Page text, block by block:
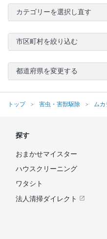
カテゴリーを選択し直す
市区町村を絞り込む
都道府県を変更する
トップ 害虫・害獣駆除 ムカ
探す
おまかせマイスター
ハウスクリーニング
ワタシト
法人清掃ダイレクト